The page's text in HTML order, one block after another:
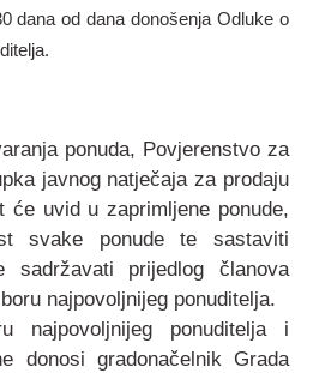
dana od dana donošenja Odluke o
ponuda, Povjerenstvo za
javnog natječaja za prodaju
će uvid u zaprimljene ponude,
svake ponude te sastaviti
prijedlog članova
najpovoljnijeg ponuditelja.
najpovoljnijeg ponuditelja i
donosi gradonačelnik Grada